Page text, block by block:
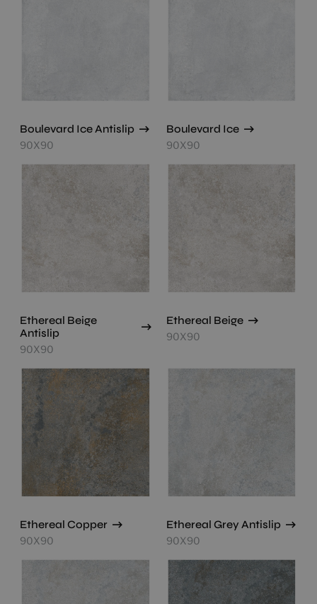
Boulevard Ice Antislip
90X90
Boulevard Ice
90X90
Ethereal Beige
Antislip
90X90
Ethereal Beige
90X90
Ethereal Copper
90X90
Ethereal Grey Antislip
90X90